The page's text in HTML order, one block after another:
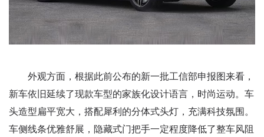
外观方面，根据此前公布的新一批工信部申报图来看，
新车依旧延续了现款车型的家族化设计语言，时尚运动。车
头造型扁平宽大，搭配犀利的分体式头灯，充满科技氛围。
车侧线条优雅舒展，隐藏式门把手一定程度降低了整车风阻